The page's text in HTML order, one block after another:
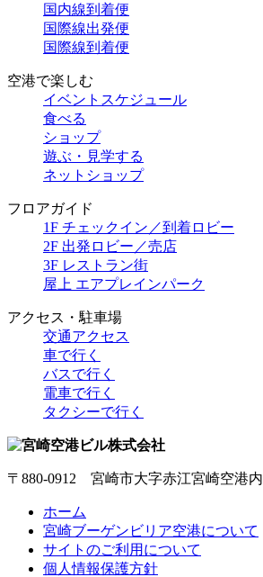
国内線到着便
国際線出発便
国際線到着便
空港で楽しむ
イベントスケジュール
食べる
ショップ
遊ぶ・見学する
ネットショップ
フロアガイド
1F チェックイン／到着ロビー
2F 出発ロビー／売店
3F レストラン街
屋上 エアプレインパーク
アクセス・駐車場
交通アクセス
車で行く
バスで行く
電車で行く
タクシーで行く
〒880-0912 宮崎市大字赤江宮崎空港内
ホーム
宮崎ブーゲンビリア空港について
サイトのご利用について
個人情報保護方針